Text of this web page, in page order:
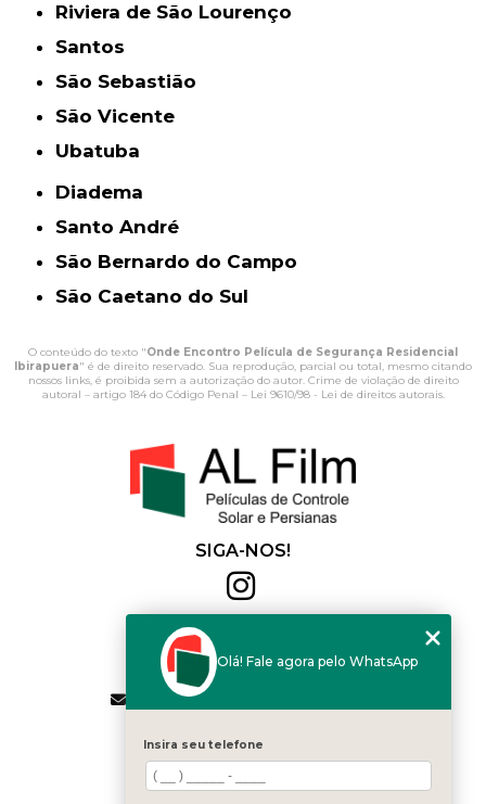
Riviera de São Lourenço
Santos
São Sebastião
São Vicente
Ubatuba
Diadema
Santo André
São Bernardo do Campo
São Caetano do Sul
O conteúdo do texto "Onde Encontro Película de Segurança Residencial
Ibirapuera" é de direito reservado. Sua reprodução, parcial ou total, mesmo citando
nossos links, é proibida sem a autorização do autor. Crime de violação de direito
autoral – artigo 184 do Código Penal – Lei 9610/98 - Lei de direitos autorais.
SIGA-NOS!
(11) 2564-4684
(11) 94168-2041
contato.vendas@alfilm.com.br
MENU
HOME
QUEM SOMOS
Olá! Fale agora pelo WhatsApp
Insira seu telefone